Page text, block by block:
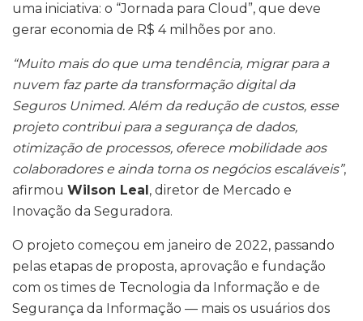
uma iniciativa: o “Jornada para Cloud”, que deve
gerar economia de R$ 4 milhões por ano.
“Muito mais do que uma tendência, migrar para a
nuvem faz parte da transformação digital da
Seguros Unimed. Além da redução de custos, esse
projeto contribui para a segurança de dados,
otimização de processos, oferece mobilidade aos
colaboradores e ainda torna os negócios escaláveis”,
afirmou Wilson Leal , diretor de Mercado e
Inovação da Seguradora.
O projeto começou em janeiro de 2022, passando
pelas etapas de proposta, aprovação e fundação
com os times de Tecnologia da Informação e de
Segurança da Informação — mais os usuários dos